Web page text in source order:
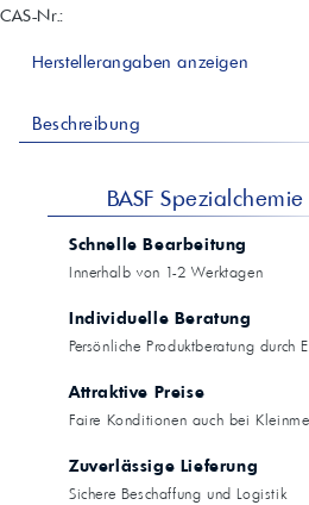
CAS-Nr.:
Herstellerangaben anzeigen
Beschreibung
BASF
Schnelle Bearbeitung
Innerhalb von 1-2 Werktagen
Individuelle Beratung
Persönliche Produktberatung durch
Attraktive Preise
Faire Konditionen auch bei
Zuverlässige Lieferung
Sichere Beschaffung und Logistik